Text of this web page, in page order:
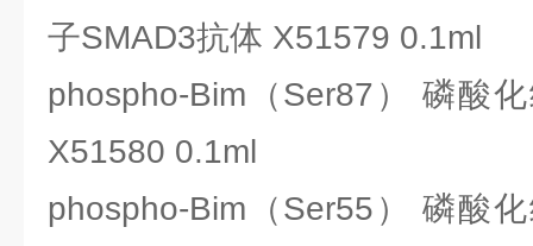
子SMAD3抗体 X51579 0.1ml
phospho-Bim（Ser87） 磷酸
X51580 0.1ml
phospho-Bim（Ser55） 磷酸